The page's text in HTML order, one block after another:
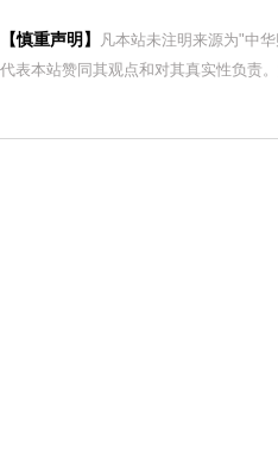
【慎重声明】
凡本站未注明来源为"中
代表本站赞同其观点和对其真实性负责